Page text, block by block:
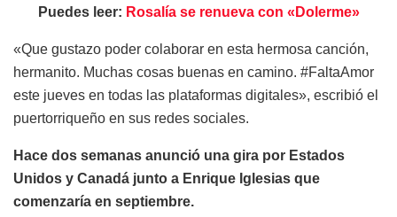
Puedes leer: Rosalía se renueva con «Dolerme»
«Que gustazo poder colaborar en esta hermosa canción,
hermanito. Muchas cosas buenas en camino. #FaltaAmor
este jueves en todas las plataformas digitales», escribió el
puertorriqueño en sus redes sociales.
Hace dos semanas anunció una gira por Estados
Unidos y Canadá junto a Enrique Iglesias que
comenzaría en septiembre.